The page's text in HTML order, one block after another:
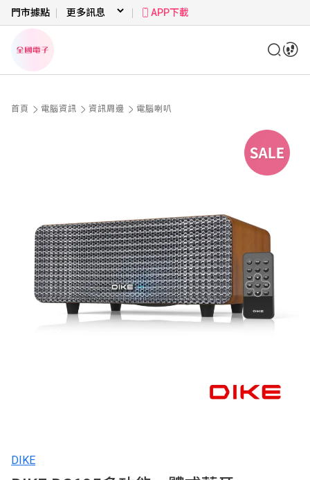
門市據點 APP下載
首頁 電腦資訊 資訊周邊 電腦喇叭
DIKE